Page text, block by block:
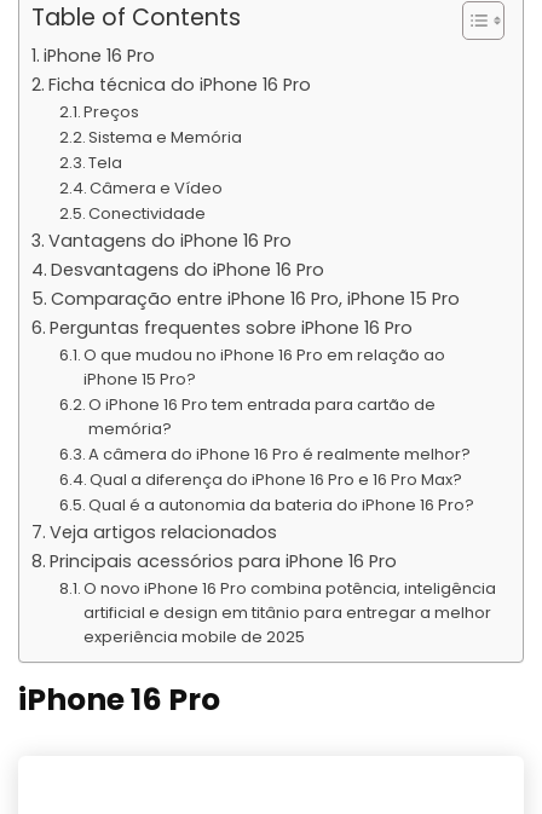
Table of Contents
iPhone 16 Pro
Ficha técnica do iPhone 16 Pro
Preços
Sistema e Memória
Tela
Câmera e Vídeo
Conectividade
Vantagens do iPhone 16 Pro
Desvantagens do iPhone 16 Pro
Comparação entre iPhone 16 Pro, iPhone 15 Pro
Perguntas frequentes sobre iPhone 16 Pro
O que mudou no iPhone 16 Pro em relação ao
iPhone 15 Pro?
O iPhone 16 Pro tem entrada para cartão de
memória?
A câmera do iPhone 16 Pro é realmente melhor?
Qual a diferença do iPhone 16 Pro e 16 Pro Max?
Qual é a autonomia da bateria do iPhone 16 Pro?
Veja artigos relacionados
Principais acessórios para iPhone 16 Pro
O novo iPhone 16 Pro combina potência, inteligência
artificial e design em titânio para entregar a melhor
experiência mobile de 2025
iPhone 16 Pro